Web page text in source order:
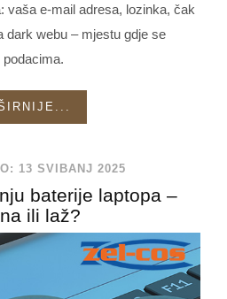
vaša e-mail adresa, lozinka, čak
dark webu – mjestu gdje se
podacima.
13 SVIBANJ 2025
baterije laptopa –
ili laž?